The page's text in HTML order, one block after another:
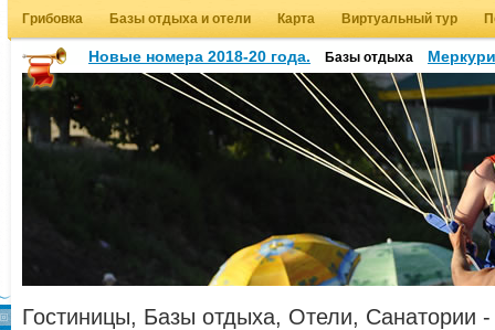
Грибовка Базы отдыха и отели Карта Виртуальный тур
Новые номера 2018-20 года. Базы отдыха
Гостиницы, Базы отдыха, Отели, Санатории